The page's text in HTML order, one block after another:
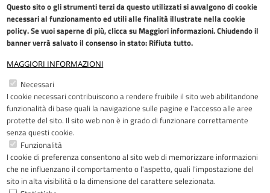
Questo sito o gli strumenti terzi da questo utilizzati si avvalgono di cookie
necessari al funzionamento ed utili alle finalità illustrate nellacookie
policy. Se vuoi saperne di più, clicca su Maggiori informazioni. Chiudendo il
banner verrà salvato il consenso in stato: Rifiuta tutto.
MAGGIORI INFORMAZIONI
Necessari
I cookie necessari contribuiscono a rendere fruibile il sito web abilitandone
funzionalità di base quali la navigazione sulle pagine e l'accesso alle aree
protette del sito. Il sito web non è in grado di funzionare correttamente
senza questi cookie.
Funzionalità
I cookie di preferenza consentono al sito web di memorizzare informazioni
che ne influenzano il comportamento o l'aspetto, quali l'impostazione del
sito in alta visibilità o la dimensione del carattere selezionata.
Restiamo in contatto
FacebookYouTubeLinkedInInstagram
Riconoscimenti